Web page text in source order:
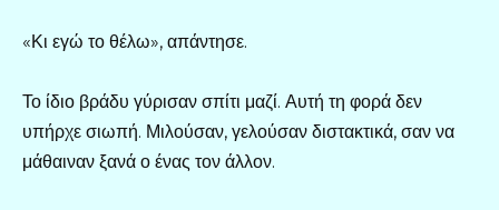
«Κι εγώ το θέλω», απάντησε.
Το ίδιο βράδυ γύρισαν σπίτι μαζί. Αυτή τη φορά δεν
υπήρχε σιωπή. Μιλούσαν, γελούσαν διστακτικά, σαν να
μάθαιναν ξανά ο ένας τον άλλον.